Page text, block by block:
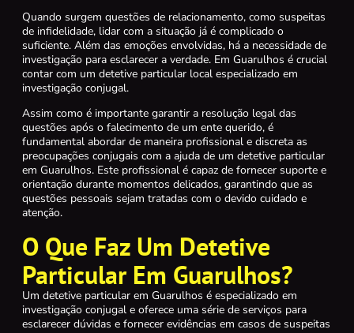
Quando surgem questões de relacionamento, como suspeitas
de infidelidade, lidar com a situação já é complicado o
suficiente. Além das emoções envolvidas, há a necessidade de
investigação para esclarecer a verdade. Em Guarulhos é crucial
contar com um detetive particular local especializado em
investigação conjugal.
Assim como é importante garantir a resolução legal das
questões após o falecimento de um ente querido, é
fundamental abordar de maneira profissional e discreta as
preocupações conjugais com a ajuda de um detetive particular
em Guarulhos. Este profissional é capaz de fornecer suporte e
orientação durante momentos delicados, garantindo que as
questões pessoais sejam tratadas com o devido cuidado e
atenção.
O Que Faz Um Detetive
Particular Em Guarulhos?
Um detetive particular em Guarulhos é especializado em
investigação conjugal e oferece uma série de serviços para
esclarecer dúvidas e fornecer evidências em casos de suspeitas